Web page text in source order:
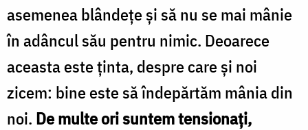
asemenea blândeţe şi să nu se mai mânie
în adâncul său pentru nimic. Deoarece
aceasta este ţinta, despre care şi noi
zicem: bine este să îndepărtăm mânia din
noi. De multe ori suntem tensionaţi,